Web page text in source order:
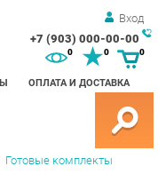
Вход
+7 (903) 000-00-00
ОПЛАТА И ДОСТАВКА
0 0
Готовые комплекты